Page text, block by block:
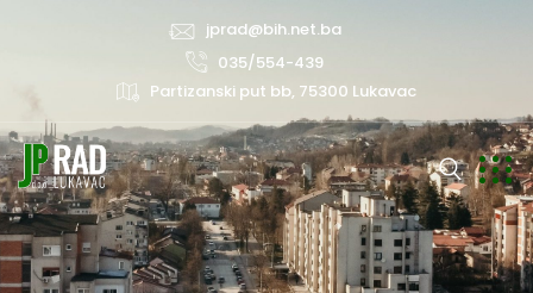
jprad@bih.net.ba
035/554-439
Partizanski put bb, 75300 Lukavac